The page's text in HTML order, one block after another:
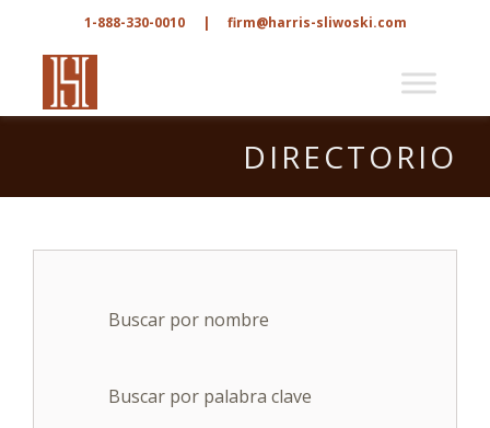
1-888-330-0010 | firm@harris-sliwoski.com
DIRECTORIO
Buscar por nombre
Buscar por palabra clave